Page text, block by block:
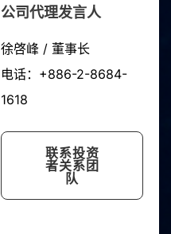
公司代理发言人
徐啓峰 / 董事长
电话：+886-2-8684-
1618
联系投资
者关系团
队